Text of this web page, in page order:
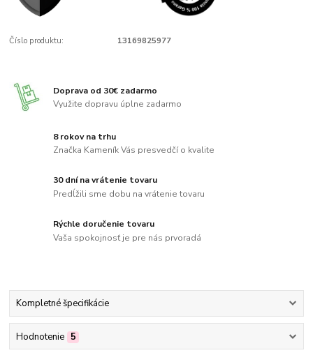
Číslo produktu: 13169825977
Doprava od 30€ zadarmo
Využite dopravu úplne zadarmo
8 rokov na trhu
Značka Kameník Vás presvedčí o kvalite
30 dní na vrátenie tovaru
Predĺžili sme dobu na vrátenie tovaru
Rýchle doručenie tovaru
Vaša spokojnosť je pre nás prvoradá
Kompletné špecifikácie
Hodnotenie 5